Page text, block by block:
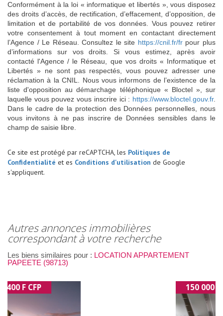
Conformément à la loi « informatique et libertés », vous disposez
des droits d’accès, de rectification, d’effacement, d’opposition, de
limitation et de portabilité de vos données. Vous pouvez retirer
votre consentement à tout moment en contactant directement
l’Agence / Le Réseau. Consultez le site https://cnil.fr/frpour plus
d’informations sur vos droits. Si vous estimez, après avoir
contacté l'Agence / le Réseau, que vos droits « Informatique et
Libertés » ne sont pas respectés, vous pouvez adresser une
réclamation à la CNIL. Nous vous informons de l’existence de la
liste d'opposition au démarchage téléphonique « Bloctel », sur
laquelle vous pouvez vous inscrire ici : https://www.bloctel.gouv.fr.
Dans le cadre de la protection des Données personnelles, nous
vous invitons à ne pas inscrire de Données sensibles dans le
champ de saisie libre.
Ce site est protégé par reCAPTCHA, les Politiques de
Confidentialité et es Conditions d'utilisation de Google
s'appliquent.
autres annonces immobilières
correspondant à votre recherche
Les biens similaires pour : LOCATION APPARTEMENT
PAPEETE (98713)